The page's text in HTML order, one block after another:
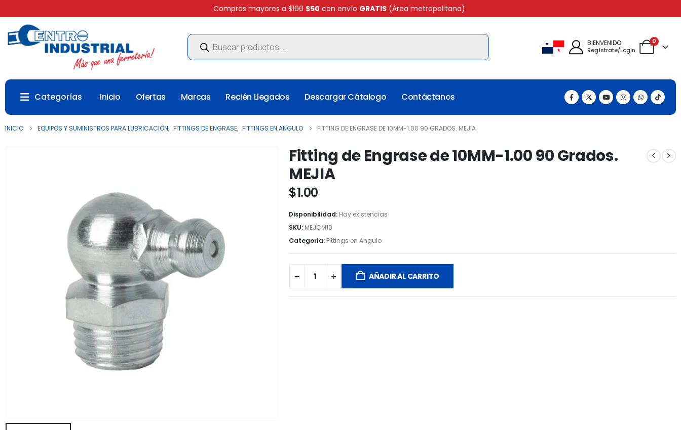
Compras mayores a $100 $50 con envío GRATIS (Área metropolitana)
Búsqueda
productos
BIENVENIDO
Regístrate/Login
0
Categorías Inicio Ofertas Marcas Recién Llegados Descargar Cátalogo Contáctanos
INICIO EQUIPOS Y SUMINISTROS PARA LUBRICACIÓN, FITTINGS DE ENGRASE, FITTINGS EN ANGULO FITTING DE ENGRASE DE 10MM-1.00 90 GRADOS. MEJIA
Fitting de Engrase de 10MM-1.00 90 Grados.
MEJIA
$1.00
Disponibilidad: Hay existencias
SKU: MEJCM10
Categoría: Fittings en Angulo
AÑADIR AL CARRITO